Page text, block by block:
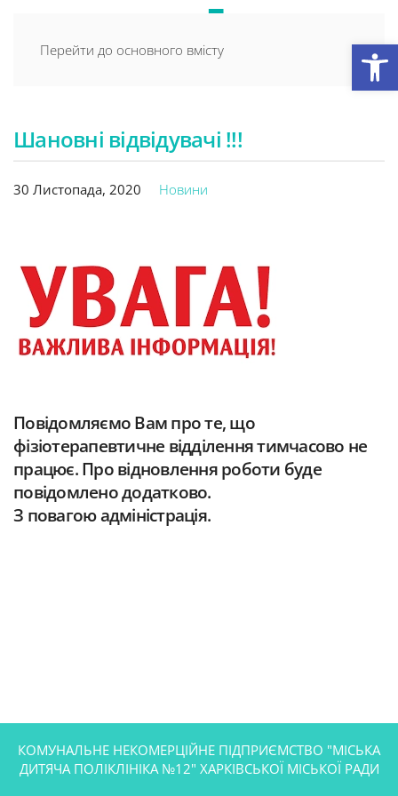
Перейти до основного вмісту
Шановні відвідувачі !!!
30 Листопада, 2020 Новини
Повідомляємо Вам про те, що
фізіотерапевтичне відділення тимчасово не
працює. Про відновлення роботи буде
повідомлено додатково.
З повагою адміністрація.
КОМУНАЛЬНЕ НЕКОМЕРЦІЙНЕ ПІДПРИЄМСТВО "МІСЬКА
ДИТЯЧА ПОЛІКЛІНІКА №12" ХАРКІВСЬКОЇ МІСЬКОЇ РАДИ